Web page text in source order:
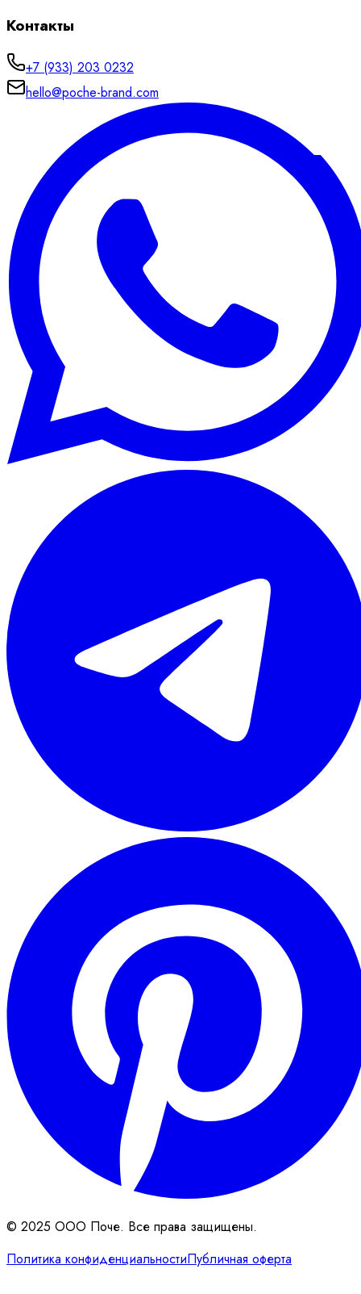
Контакты
+7 (933) 203 0232
hello@poche-brand.com
© 2025 ООО Поче. Все права защищены.
Политика конфиденциальностиПубличная оферта